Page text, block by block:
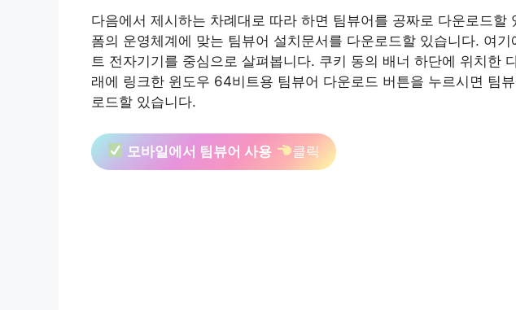
다음에서 제시하는 차례대로 따라 하면 팀뷰어를 공짜로 다운로드할
폼의 운영체계에 맞는 팀뷰어 설치문서를 다운로드할 있습니다. 여
트 전자기기를 중심으로 살펴봅니다. 쿠키 동의 배너 하단에 위치한
래에 링크한 윈도우 64비트용 팀뷰어 다운로드 버튼을 누르시면 팀
로드할 있습니다.
모바일에서 팀뷰어 사용 클릭